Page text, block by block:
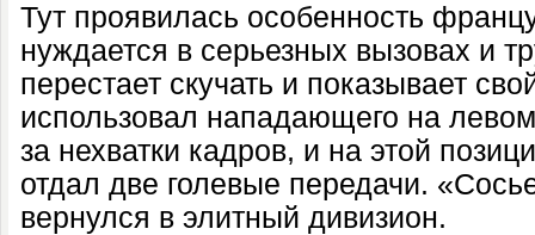
Тут проявилась особенность
нуждается в серьезных вызовах и
перестает скучать и показывает
использовал нападающего на
за нехватки кадров, и на этой
отдал две голевые передачи.
вернулся в элитный дивизион.